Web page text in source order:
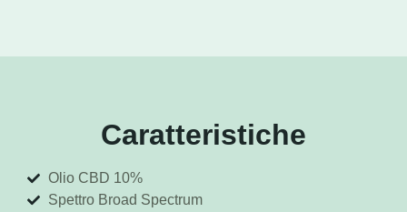
Caratteristiche
Olio CBD 10%
Spettro Broad Spectrum